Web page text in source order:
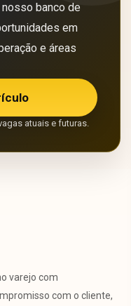
banco de
em
e áreas
atuais e futuras.
varejo com
com o cliente,